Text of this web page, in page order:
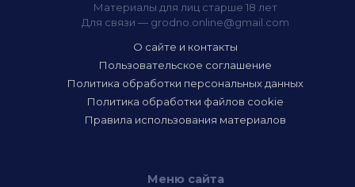
Материалы для лиц старше 18 лет
Для связи — grodno.online@gmail.com
О сайте и контакты
Пользовательское соглашение
Политика обработки персональных данных
Политика обработки файлов cookie
Правила использования материалов
Меню сайта